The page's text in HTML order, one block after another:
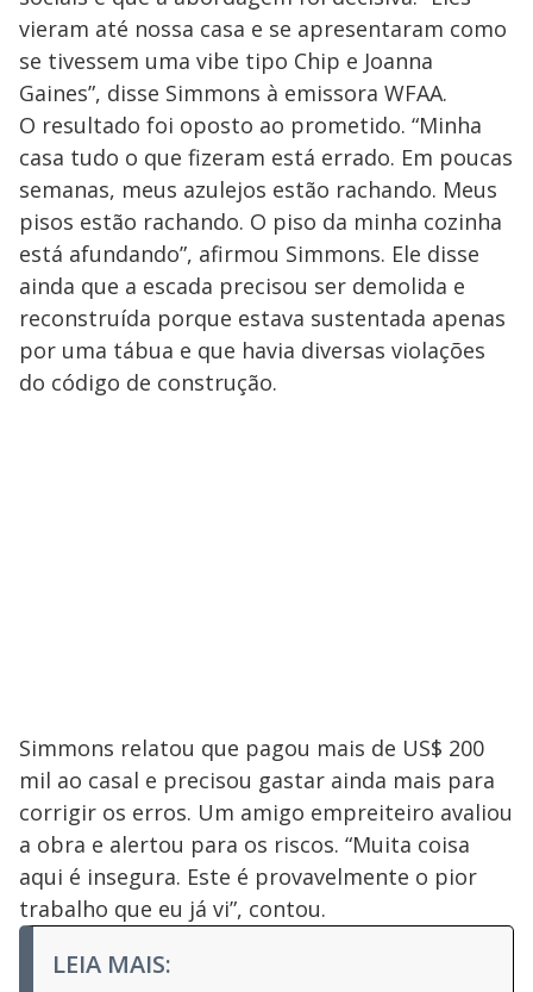
vieram até nossa casa e se apresentaram como
se tivessem uma vibe tipo Chip e Joanna
Gaines”, disse Simmons à emissora WFAA.
O resultado foi oposto ao prometido. “Minha
casa tudo o que fizeram está errado. Em poucas
semanas, meus azulejos estão rachando. Meus
pisos estão rachando. O piso da minha cozinha
está afundando”, afirmou Simmons. Ele disse
ainda que a escada precisou ser demolida e
reconstruída porque estava sustentada apenas
por uma tábua e que havia diversas violações
do código de construção.
Simmons relatou que pagou mais de US$ 200
mil ao casal e precisou gastar ainda mais para
corrigir os erros. Um amigo empreiteiro avaliou
a obra e alertou para os riscos. “Muita coisa
aqui é insegura. Este é provavelmente o pior
trabalho que eu já vi”, contou.
LEIA MAIS: